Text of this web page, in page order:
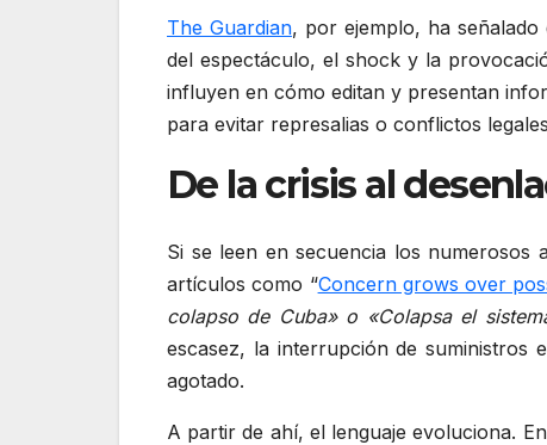
The Guardian, por ejemplo, ha señalado
del espectáculo, el shock y la
influyen en cómo editan y presentan
para evitar represalias o conflictos
De la crisis al
Si se leen en secuencia los numerosos
artículos como “Concern grows over
colapso de Cuba» o «Colapsa el
escasez, la interrupción de suministros
agotado.
A partir de ahí, el lenguaje evoluciona.